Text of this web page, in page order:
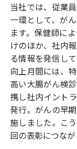
当社では、従業
一環として、が
ます。保健師に
けのほか、社内
る情報を発信し
向上月間には、
高い大腸がん検
携し社内イント
発行。がんの早
施しました。こ
回の表彰につなが